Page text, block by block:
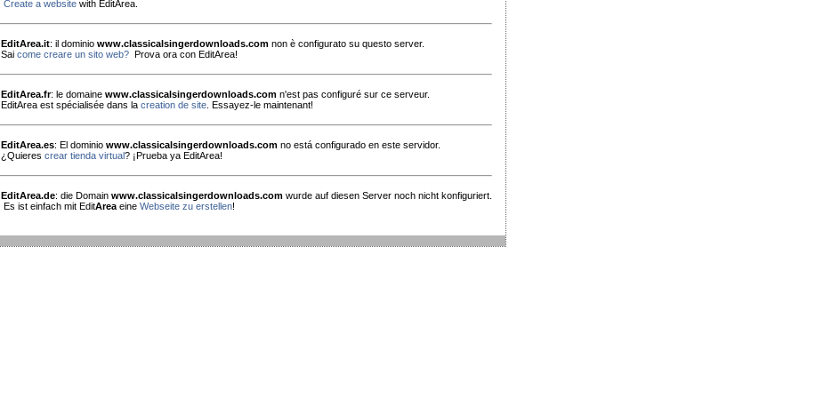
Create a website with EditArea.
EditArea.it: il dominio www.classicalsingerdownloads.com non è configurato su questo server.
Sai come creare un sito web? Prova ora con EditArea!
EditArea.fr: le domaine www.classicalsingerdownloads.com n'est pas configuré sur ce serveur.
EditArea est spécialisée dans la creation de site . Essayez-le maintenant!
EditArea.es: El dominio www.classicalsingerdownloads.com no está configurado en este servidor.
¿Quieres crear tienda virtual? ¡Prueba ya EditArea!
EditArea.de: die Domain www.classicalsingerdownloads.com wurde auf diesen Server noch nicht konfiguriert.
Es ist einfach mit EditArea eine Webseite zu erstellen!